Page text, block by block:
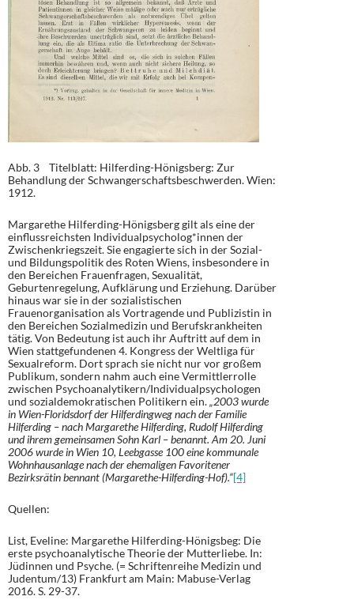
Abb. 3 Titelblatt: Hilferding-Hönigsberg: Zur
Behandlung der Schwangerschaftsbeschwerden. Wien:
1912.
Margarethe Hilferding-Hönigsberg gilt als eine der
einflussreichsten Individualpsycholog*innen der
Zwischenkriegszeit. Sie engagierte sich in der Sozial-
und Bildungspolitik des Roten Wiens, insbesondere in
den Bereichen Frauenfragen, Sexualität,
Geburtenregelung, Aufklärung und Erziehung. Darüber
hinaus war sie in der sozialistischen
Frauenorganisation als Vortragende und Publizistin in
den Bereichen Sozialmedizin und Berufskrankheiten
tätig. Von Bedeutung ist auch ihr Auftritt auf dem in
Wien stattgefundenen 4. Kongress der Weltliga für
Sexualreform. Dort sprach sie nicht nur vor großem
Publikum, sondern nahm auch eine Vermittlerrolle
zwischen Psychoanalytikern/Individualpsychologen
und sozialdemokratischen Politikern ein.„2003 wurde
in Wien-Floridsdorf der Hilferdingweg nach der Familie
Hilferding – nach Margarethe Hilferding, Rudolf Hilferding
und ihrem gemeinsamen Sohn Karl – benannt. Am 20. Juni
2006 wurde in Wien 10, Leebgasse 100 eine kommunale
Wohnhausanlage nach der ehemaligen Favoritener
Bezirksrätin bennant (Margarethe-Hilferding-Hof).“[4]
Quellen:
List, Eveline: Margarethe Hilferding-Hönigsbeg: Die
erste psychoanalytische Theorie der Mutterliebe. In:
Jüdinnen und Psyche. (= Schriftenreihe Medizin und
Judentum/13) Frankfurt am Main: Mabuse-Verlag
2016. S. 29-37.